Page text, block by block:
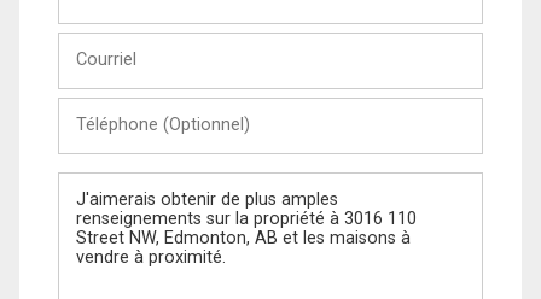
Nom
(Optionnel)
Message